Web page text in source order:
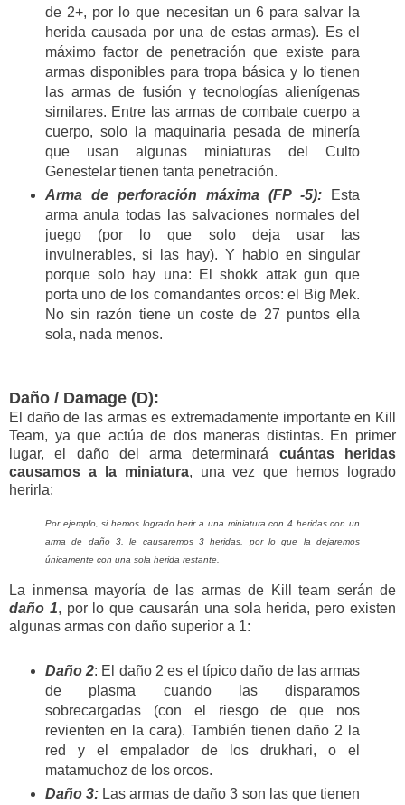
de 2+, por lo que necesitan un 6 para salvar la
herida causada por una de estas armas). Es el
máximo factor de penetración que existe para
armas disponibles para tropa básica y lo tienen
las armas de fusión y tecnologías alienígenas
similares. Entre las armas de combate cuerpo a
cuerpo, solo la maquinaria pesada de minería
que usan algunas miniaturas del Culto
Genestelar tienen tanta penetración.
Arma de perforación máxima (FP -5): Esta
arma anula todas las salvaciones normales del
juego (por lo que solo deja usar las
invulnerables, si las hay). Y hablo en singular
porque solo hay una: El shokk attak gun que
porta uno de los comandantes orcos: el Big Mek.
No sin razón tiene un coste de 27 puntos ella
sola, nada menos.
Daño / Damage (D):
El daño de las armas es extremadamente importante en Kill
Team, ya que actúa de dos maneras distintas. En primer
lugar, el daño del arma determinará cuántas heridas
causamos a la miniatura, una vez que hemos logrado
herirla:
Por ejemplo, si hemos logrado herir a una miniatura con 4 heridas con un
arma de daño 3, le causaremos 3 heridas, por lo que la dejaremos
únicamente con una sola herida restante.
La inmensa mayoría de las armas de Kill team serán de
daño 1, por lo que causarán una sola herida, pero existen
algunas armas con daño superior a 1:
Daño 2: El daño 2 es el típico daño de las armas
de plasma cuando las disparamos
sobrecargadas (con el riesgo de que nos
revienten en la cara). También tienen daño 2 la
red y el empalador de los drukhari, o el
matamuchoz de los orcos.
Daño 3:Las armas de daño 3 son las que tienen